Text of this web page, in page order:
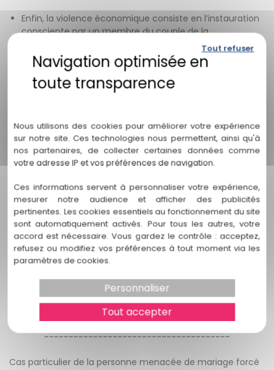
Enfin, la violence économique consiste en l’instauration
consciente par un membre du couple de la
dépendance économique de l’autre (contrôle des
comptes bancaires, interdiction de travailler,
confiscation de la carte bancaire ou des papiers
d’identité etc).
définie au sens large.
Cela peut d’abord concerner les conjoints, les concubins
ou les partenaires liés par un pacte civil de solidarité qu’il y
ait ou non une cohabitation.
Le couple concerne aussi les anciens partenaires, conjoints
ou concubins.
Ainsi, il n’est pas nécessaire d’être mariés, de cohabiter ou
d’être toujours en couple pour solliciter une ordonnance de
protection.
Depuis la loi du 28 décembre 2019
mettent en danger la victime et/ou les enfants du couple.
Enfin, toute personne menacée de mariage forcée peut
faire une demande d’ordonnance de protection.
--------------------------------------
Cas particulier de la personne menacée de mariage forcé
Nous utilisons des cookies pour améliorer votre expérience
sur notre site. Ces technologies nous permettent, ainsi qu'à
nos partenaires, de collecter certaines données comme
votre adresse IP et vos préférences de navigation.
Ces informations servent à personnaliser votre expérience,
mesurer notre audience et afficher des publicités
pertinentes. Les cookies essentiels au fonctionnement du site
sont automatiquement activés. Pour tous les autres, votre
accord est nécessaire. Vous gardez le contrôle : acceptez,
refusez ou modifiez vos préférences à tout moment via les
paramètres de cookies.
Tout accepter
Tout refuser
Personnaliser